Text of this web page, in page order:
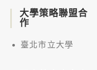
大學策略聯盟合
作
臺北市立大學